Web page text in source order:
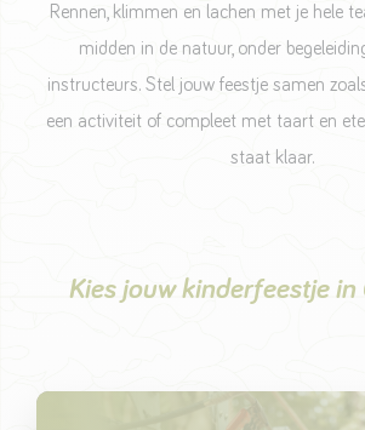
Rennen, klimmen en lachen met je hele
midden in de natuur, onder
instructeurs. Stel jouw feestje samen
een activiteit of compleet met taart en
staat klaar.
Kies jouw kinderfeestje in